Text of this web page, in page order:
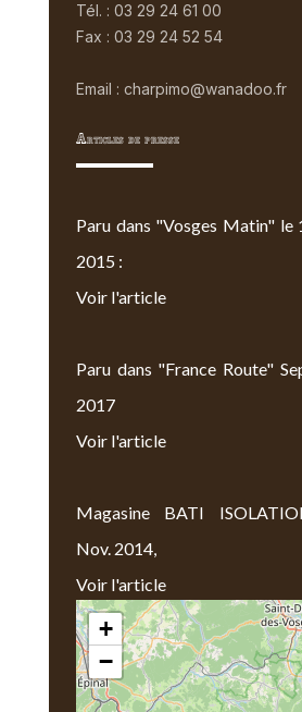
Tél. : 03 29 24 61 00
Fax : 03 29 24 52 54
Email : charpimo@wanadoo.fr
Articles de presse
Paru dans "Vosges Matin" le
2015 :
Voir l'article
Paru dans "France Route"
2017
Voir l'article
Magasine BATI
Nov. 2014,
Voir l'article
Nous Trouver
+
−